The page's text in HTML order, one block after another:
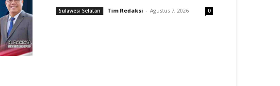
Sulawesi Selatan Tim Redaksi - Agustus 7, 2026 0